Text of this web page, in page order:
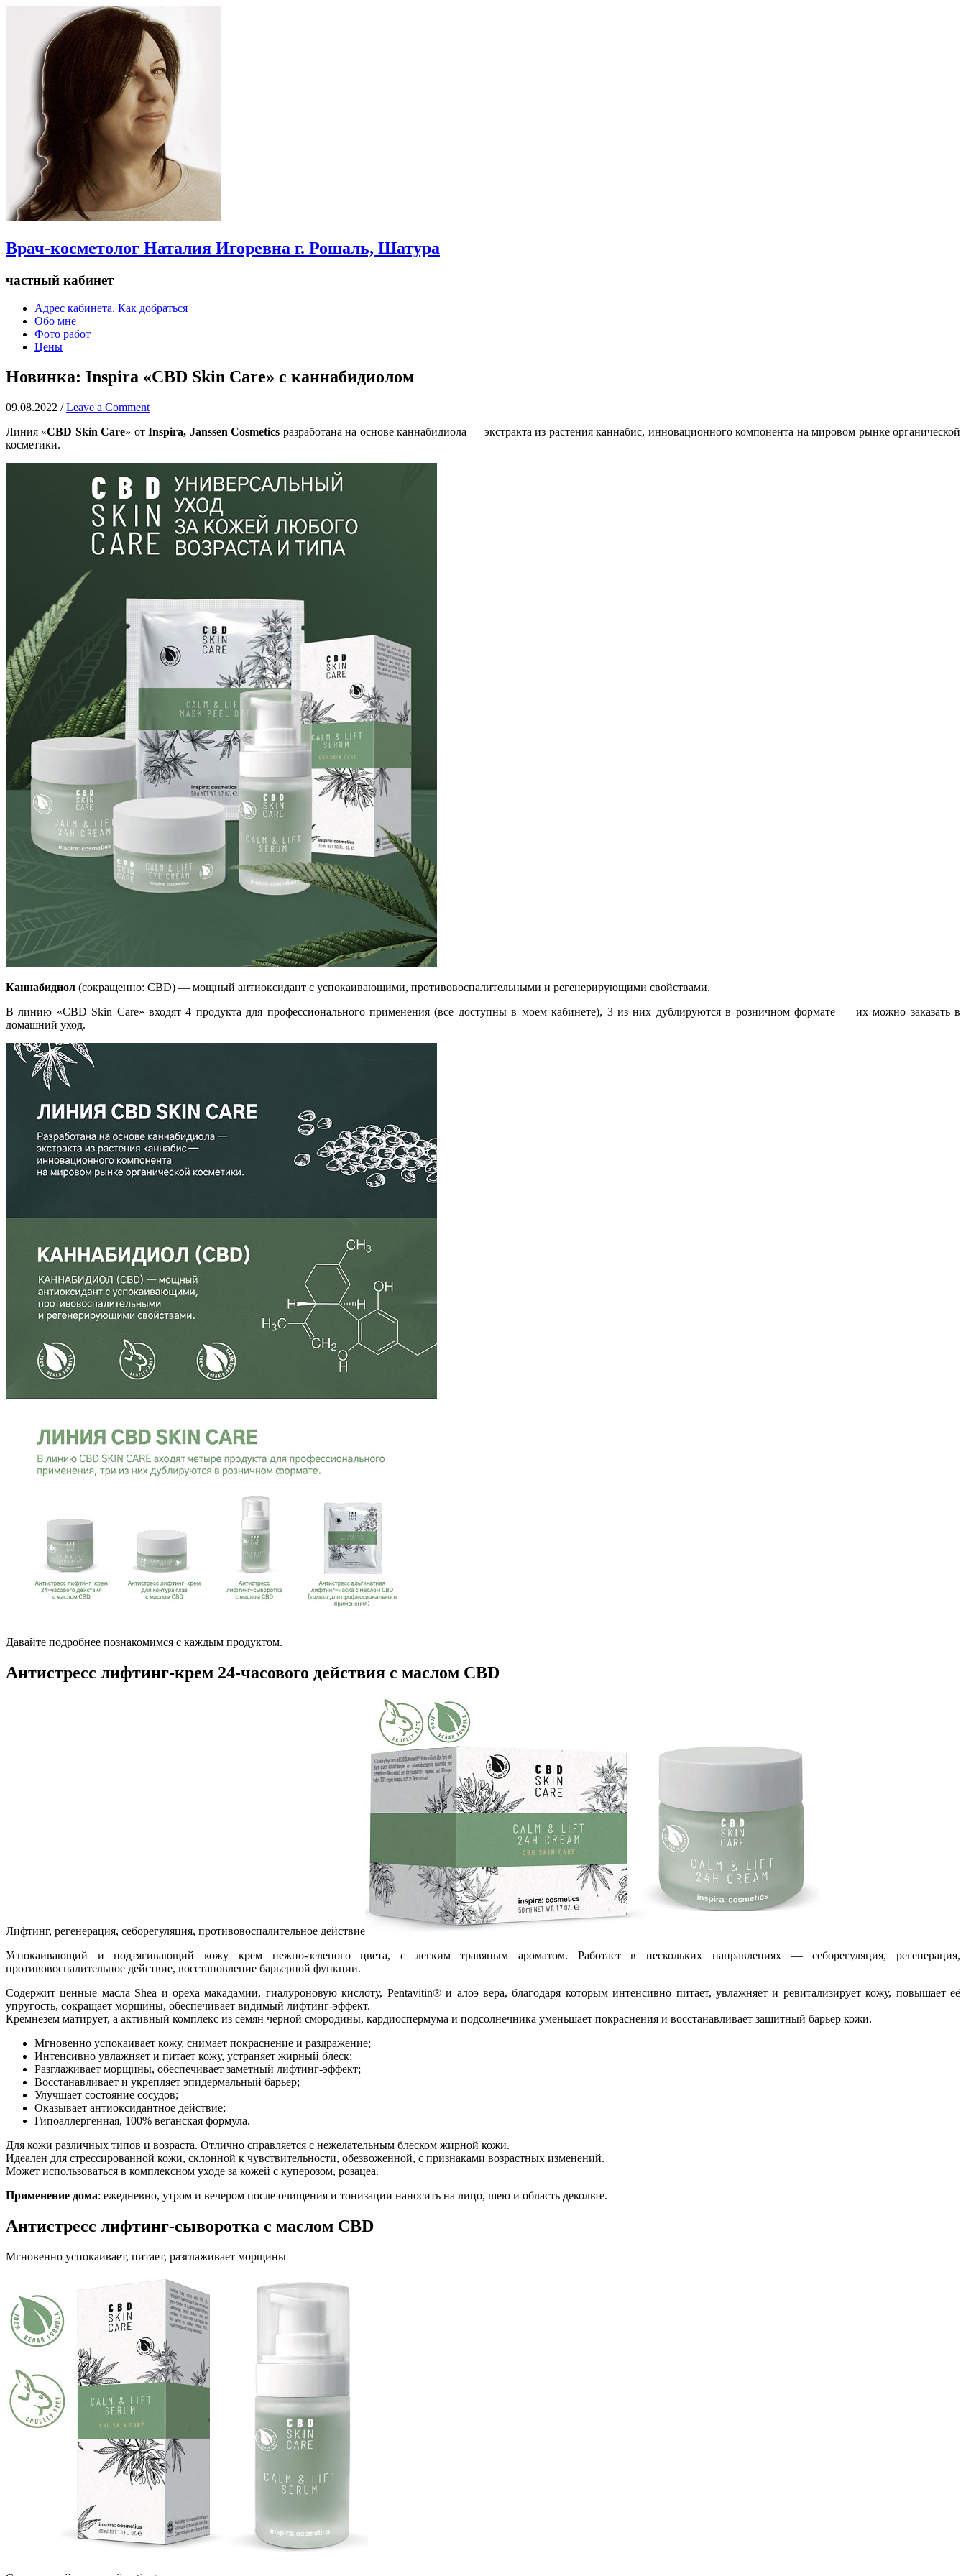
Врач-косметолог Наталия Игоревна г. Рошаль, Шатура
частный кабинет
Адрес кабинета. Как добраться
Обо мне
Фото работ
Цены
Новинка: Inspira «CBD Skin Care» с каннабидиолом
09.08.2022 /Leave a Comment
Линия «CBD Skin Care» отInspira, Janssen Cosmetics разработана на основе каннабидиола — экстракта из растения каннабис, инновационного компонента на мировом рынке органической
косметики.
Каннабидиол (сокращенно: CBD) — мощный антиоксидант с успокаивающими, противовоспалительными и регенерирующими свойствами.
В линию «CBD Skin Care» входят 4 продукта для профессионального применения (все доступны в моем кабинете), 3 из них дублируются в розничном формате — их можно заказать в
домашний уход.
Давайте подробнее познакомимся с каждым продуктом.
Антистресс лифтинг-крем 24-часового действия с маслом CBD
Лифтинг, регенерация, себорегуляция, противовоспалительное действие
Успокаивающий и подтягивающий кожу крем нежно-зеленого цвета, с легким травяным ароматом. Работает в нескольких направлениях — себорегуляция, регенерация,
противовоспалительное действие, восстановление барьерной функции.
Содержит ценные масла Shea и ореха макадамии, гиалуроновую кислоту, Pentavitin® и алоэ вера, благодаря которым интенсивно питает, увлажняет и ревитализирует кожу, повышает её
упругость, сокращает морщины, обеспечивает видимый лифтинг-эффект.
Кремнезем матирует, а активный комплекс из семян черной смородины, кардиоспермума и подсолнечника уменьшает покраснения и восстанавливает защитный барьер кожи.
Мгновенно успокаивает кожу, снимает покраснение и раздражение;
Интенсивно увлажняет и питает кожу, устраняет жирный блеск;
Разглаживает морщины, обеспечивает заметный лифтинг-эффект;
Восстанавливает и укрепляет эпидермальный барьер;
Улучшает состояние сосудов;
Оказывает антиоксидантное действие;
Гипоаллергенная, 100% веганская формула.
Для кожи различных типов и возраста. Отлично справляется с нежелательным блеском жирной кожи.
Идеален для стрессированной кожи, склонной к чувствительности, обезвоженной, с признаками возрастных изменений.
Может использоваться в комплексном уходе за кожей с куперозом, розацеа.
Применение дома: ежедневно, утром и вечером после очищения и тонизации наносить на лицо, шею и область декольте.
Антистресс лифтинг-сыворотка с маслом CBD
Мгновенно успокаивает, питает, разглаживает морщины